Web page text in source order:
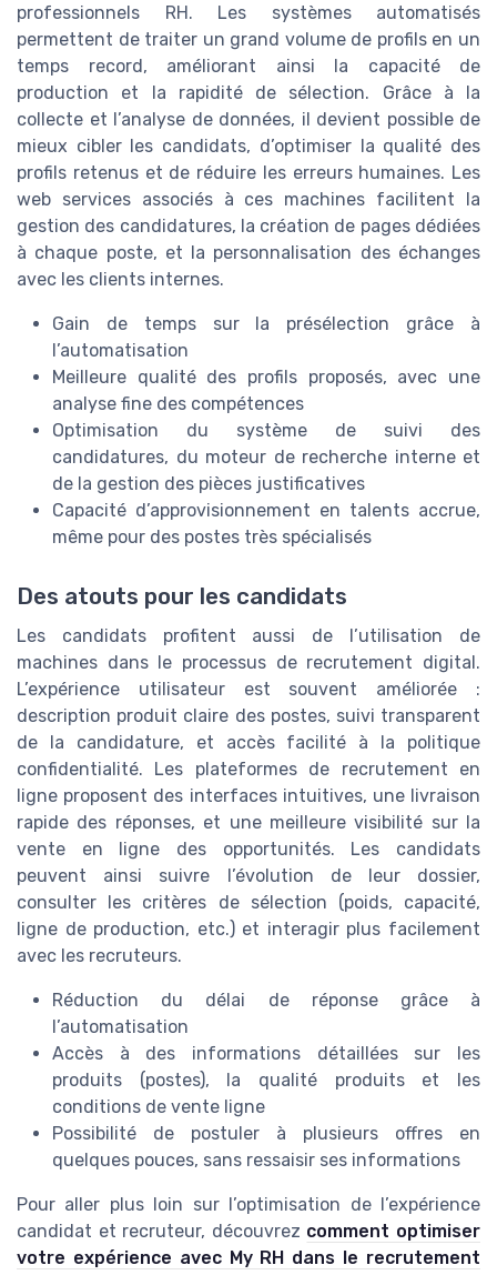
professionnels RH. Les systèmes automatisés
permettent de traiter un grand volume de profils en un
temps record, améliorant ainsi la capacité de
production et la rapidité de sélection. Grâce à la
collecte et l’analyse de données, il devient possible de
mieux cibler les candidats, d’optimiser la qualité des
profils retenus et de réduire les erreurs humaines. Les
web services associés à ces machines facilitent la
gestion des candidatures, la création de pages dédiées
à chaque poste, et la personnalisation des échanges
avec les clients internes.
Gain de temps sur la présélection grâce à
l’automatisation
Meilleure qualité des profils proposés, avec une
analyse fine des compétences
Optimisation du système de suivi des
candidatures, du moteur de recherche interne et
de la gestion des pièces justificatives
Capacité d’approvisionnement en talents accrue,
même pour des postes très spécialisés
Des atouts pour les candidats
Les candidats profitent aussi de l’utilisation de
machines dans le processus de recrutement digital.
L’expérience utilisateur est souvent améliorée :
description produit claire des postes, suivi transparent
de la candidature, et accès facilité à la politique
confidentialité. Les plateformes de recrutement en
ligne proposent des interfaces intuitives, une livraison
rapide des réponses, et une meilleure visibilité sur la
vente en ligne des opportunités. Les candidats
peuvent ainsi suivre l’évolution de leur dossier,
consulter les critères de sélection (poids, capacité,
ligne de production, etc.) et interagir plus facilement
avec les recruteurs.
Réduction du délai de réponse grâce à
l’automatisation
Accès à des informations détaillées sur les
produits (postes), la qualité produits et les
conditions de vente ligne
Possibilité de postuler à plusieurs offres en
quelques pouces, sans ressaisir ses informations
Pour aller plus loin sur l’optimisation de l’expérience
candidat et recruteur, découvrez comment optimiser
votre expérience avec My RH dans le recrutement